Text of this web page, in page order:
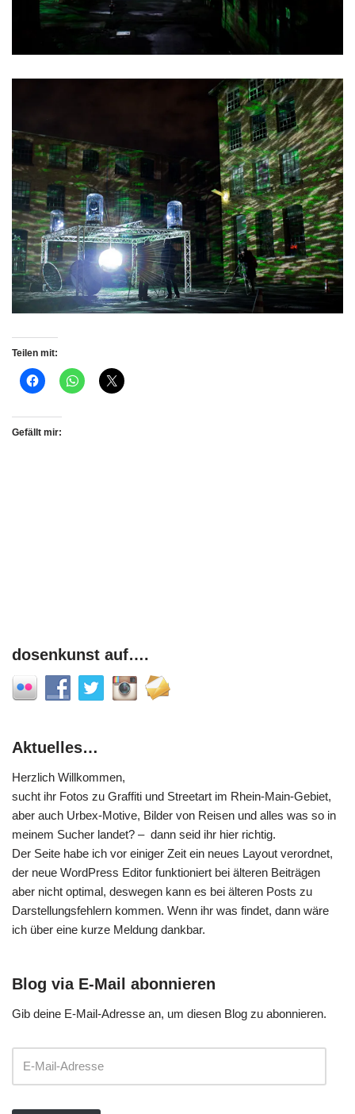
Teilen mit:
Gefällt mir:
dosenkunst auf….
Aktuelles…
Herzlich Willkommen,
sucht ihr Fotos zu Graffiti und Streetart im Rhein-Main-Gebiet,
aber auch Urbex-Motive, Bilder von Reisen und alles was so in
meinem Sucher landet? – dann seid ihr hier richtig.
Der Seite habe ich vor einiger Zeit ein neues Layout verordnet,
der neue WordPress Editor funktioniert bei älteren Beiträgen
aber nicht optimal, deswegen kann es bei älteren Posts zu
Darstellungsfehlern kommen. Wenn ihr was findet, dann wäre
ich über eine kurze Meldung dankbar.
Blog via E-Mail abonnieren
Gib deine E-Mail-Adresse an, um diesen Blog zu abonnieren.